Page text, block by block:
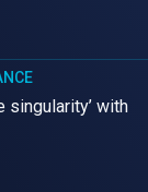
singularity’ with